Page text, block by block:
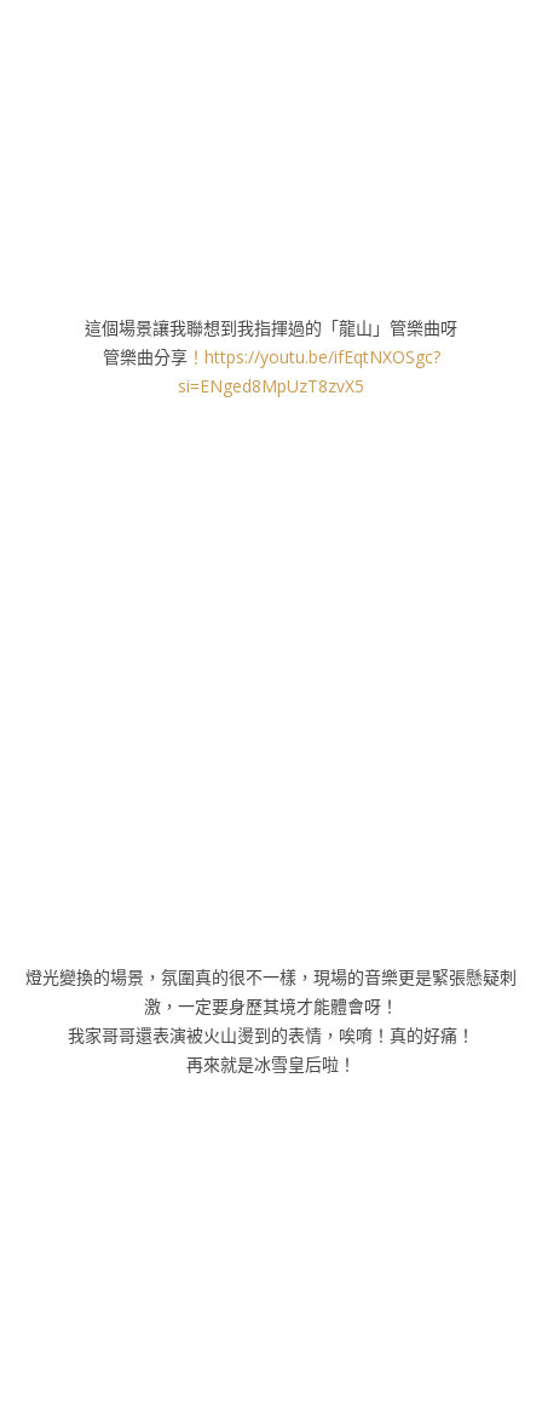
這個場景讓我聯想到我指揮過的「龍山」管樂曲呀
管樂曲分享！https://youtu.be/ifEqtNXOSgc?
si=ENged8MpUzT8zvX5
燈光變換的場景，氛圍真的很不一樣，現場的音樂更是緊張懸疑刺
激，一定要身歷其境才能體會呀！
我家哥哥還表演被火山燙到的表情，唉唷！真的好痛！
再來就是冰雪皇后啦！